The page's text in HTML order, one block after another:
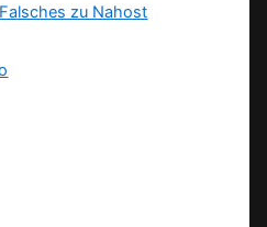
zu Nahost